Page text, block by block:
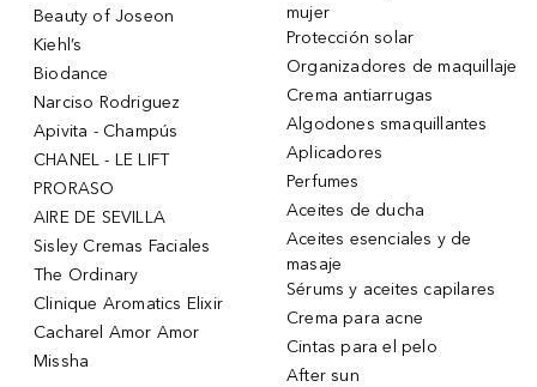
Beauty of Joseon
Kiehl’s
Biodance
Narciso Rodriguez
Apivita - Champús
CHANEL - LE LIFT
PRORASO
AIRE DE SEVILLA
Sisley Cremas Faciales
The Ordinary
Clinique Aromatics Elixir
Cacharel Amor Amor
Missha
mujer
Protección solar
Organizadores de maquillaje
Crema antiarrugas
Algodones smaquillantes
Aplicadores
Perfumes
Aceites de ducha
Aceites esenciales y de
masaje
Sérums y aceites capilares
Crema para acne
Cintas para el pelo
After sun